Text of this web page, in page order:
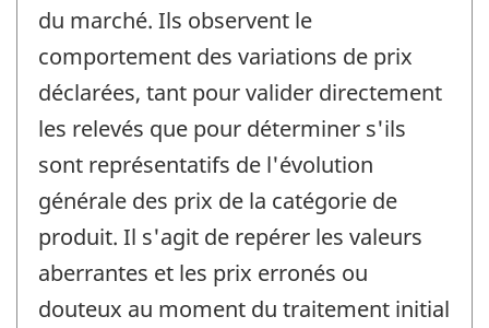
du marché. Ils observent le
comportement des variations de prix
déclarées, tant pour valider directement
les relevés que pour déterminer s'ils
sont représentatifs de l'évolution
générale des prix de la catégorie de
produit. Il s'agit de repérer les valeurs
aberrantes et les prix erronés ou
douteux au moment du traitement initial